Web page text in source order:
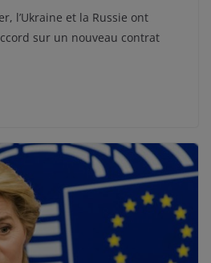
l’Ukraine et la Russie ont
sur un nouveau contrat